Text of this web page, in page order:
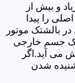
و بیش از
را پیدا
بالشتک موتور
یک جسم خارجی
می آید.اگر
شدن